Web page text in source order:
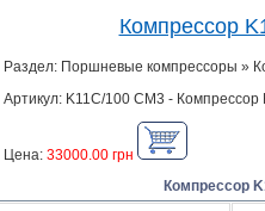
Компрессор
Раздел: Поршневые компрессоры »
Артикул: K11C/100 CM3 -
Цена: 33000.00 грн
Компрессор